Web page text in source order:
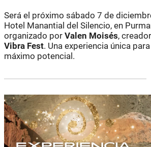
Será el próximo sábado 7 de
Hotel Manantial del Silencio, en
organizado por Valen Moisés,
Vibra Fest. Una experiencia única
máximo potencial.